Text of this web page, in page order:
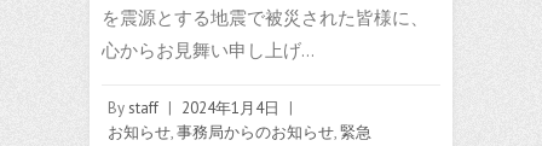
を震源とする地震で被災された皆様に、
心からお見舞い申し上げ…
Bystaff | 2024年1月4日
|
お知らせ,事務局からのお知らせ,緊急